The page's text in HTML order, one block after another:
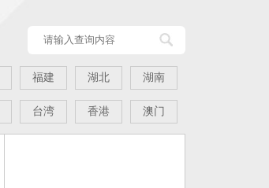
福建 湖北 湖南
台湾 香港 澳门